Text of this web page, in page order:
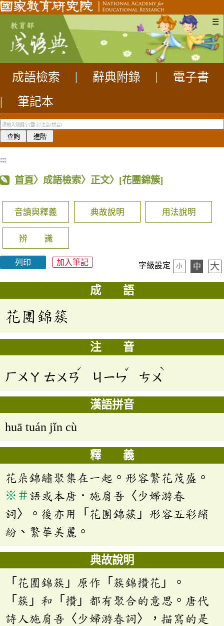
☰
成語檢索 辭典附錄
電子書
|
筆記本
:::
首頁〉成語檢索〉正文〉 [花團錦簇]
音讀與釋義 典故說明 用法說明
辨 識
列印 加入筆記 字級設定 小 中 大
成 語
花團錦簇
注 音
ㄏㄨㄚ ㄊㄨㄢ
ˊ
ㄐㄧㄣ
ˇ
ㄘㄨ
ˋ
漢語拼音
huā tuán jǐn cù
釋 義
花朵錦繡聚集在一起。形容繁花茂盛。
※ ＃語或本唐．施肩吾〈少婦游春
詞〉。後亦用「花團錦簇」形容五彩繽
紛、繁華美麗。
典故說明
「花團錦簇」原作「簇錦攢花」。
「簇」和「攢」都有聚合的意思。唐代
詩人施肩吾〈少婦游春詞〉，描寫的是